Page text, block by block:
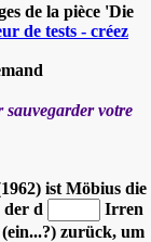
de la pièce 'Die
de tests - créez
sauvegarder votre
ist Möbius die
der d
Irren
zurück, um